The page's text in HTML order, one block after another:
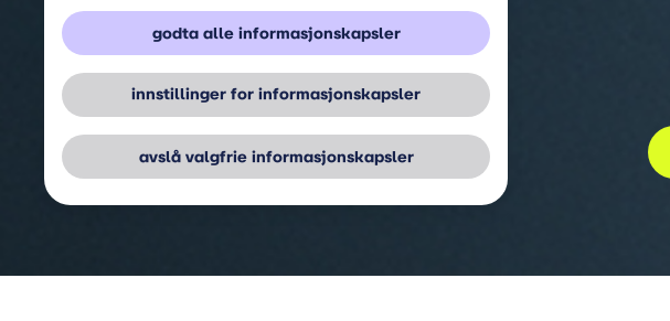
tilpasse det for deg og vise deg relevant annonsering på
sosiale medier eller for å tilby deg ytterligere tjenester og
funksjoner.
Du kan når som helst trekke tilbake ditt samtykke under
overskriften "Innstillinger for informasjonskapsler" eller
foreta et individuelt valg der. Vær oppmerksom på at
tilbakekallingen av samtykket kun har virkning for
fremtiden.
Hvis du vil vite mer om informasjonskapsler og lignende
godta alle informasjonskapsler
innstillinger for informasjonskapsler
avslå valgfrie informasjonskapsler